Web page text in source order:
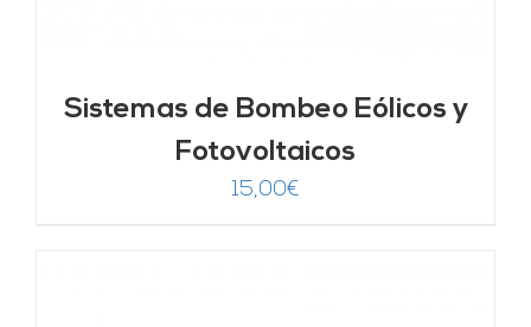
Sistemas de Bombeo Eólicos y
Fotovoltaicos
15,00€